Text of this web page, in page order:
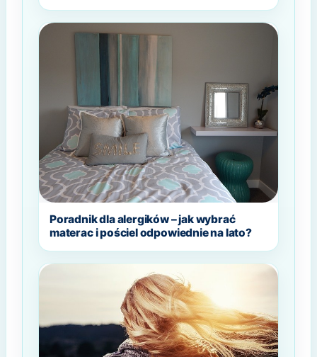
Poradnik dla alergików – jak wybrać
materac i pościel odpowiednie na lato?